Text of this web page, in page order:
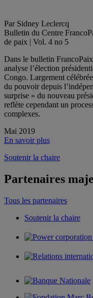
Par Sidney Leclercq
Bulletin du Centre
de paix | Vol. 4 no 5
Dans le bulletin
analyse l’élection
Congo. Largement
du pouvoir depuis
surprise » du nouveau
reflète cependant un
complexes.
Mai 2019
En savoir plus
Soutenir la chaire
Partenaires
Tous les partenaires
Soutenir la chaire